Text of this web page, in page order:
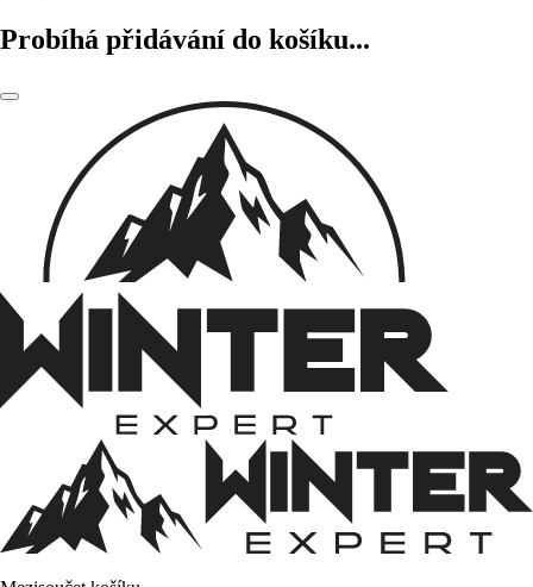
Probíhá přidávání do košíku...